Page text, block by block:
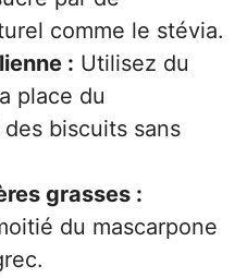
comme le stévia.
: Utilisez du
place du
biscuits sans
grasses :
du mascarpone